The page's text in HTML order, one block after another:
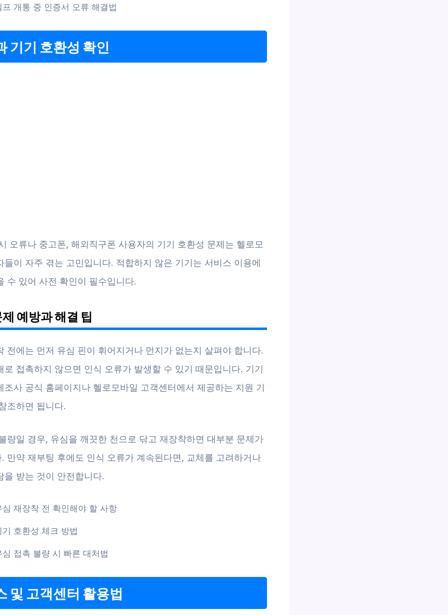
프 개통 중 인증서 오류 해결법
기기 호환성 확인
오류나 중고폰, 해외직구폰 사용자의 기기 호환성 문제는 헬로모
들이 자주 겪는 고민입니다. 적합하지 않은 기기는 서비스 이용에
수 있어 사전 확인이 필수입니다.
예방과 해결 팁
전에는 먼저 유심 핀이 휘어지거나 먼지가 없는지 살펴야 합니다.
로 접촉하지 않으면 인식 오류가 발생할 수 있기 때문입니다. 기기
조사 공식 홈페이지나 헬로모바일 고객센터에서 제공하는 지원 기
조하면 됩니다.
량일 경우, 유심을 깨끗한 천으로 닦고 재장착하면 대부분 문제가
만약 재부팅 후에도 인식 오류가 계속된다면, 교체를 고려하거나
을 받는 것이 안전합니다.
심 재장착 전 확인해야 할 사항
기 호환성 체크 방법
심 접촉 불량 시 빠른 대처법
및 고객센터 활용법